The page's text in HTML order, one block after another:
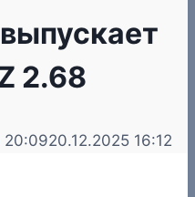
2.68
20:0920.12.2025 16:12